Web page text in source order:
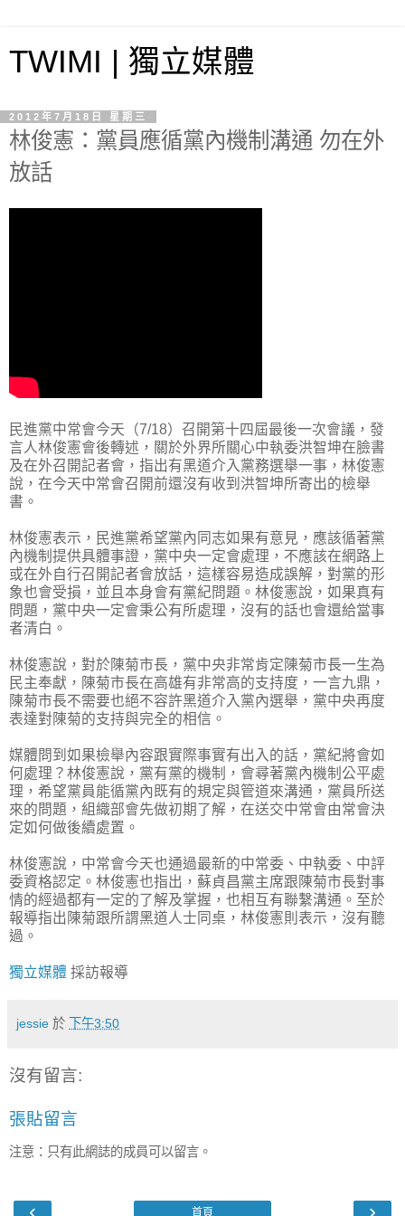
TWIMI | 獨立媒體
2012年7月18日 星期三
林俊憲：黨員應循黨內機制溝通 勿在外
放話
民進黨中常會今天（7/18）召開第十四屆最後一次會議，發
言人林俊憲會後轉述，關於外界所關心中執委洪智坤在臉書
及在外召開記者會，指出有黑道介入黨務選舉一事，林俊憲
說，在今天中常會召開前還沒有收到洪智坤所寄出的檢舉
書。
林俊憲表示，民進黨希望黨內同志如果有意見，應該循著黨
內機制提供具體事證，黨中央一定會處理，不應該在網路上
或在外自行召開記者會放話，這樣容易造成誤解，對黨的形
象也會受損，並且本身會有黨紀問題。林俊憲說，如果真有
問題，黨中央一定會秉公有所處理，沒有的話也會還給當事
者清白。
林俊憲說，對於陳菊市長，黨中央非常肯定陳菊市長一生為
民主奉獻，陳菊市長在高雄有非常高的支持度，一言九鼎，
陳菊市長不需要也絕不容許黑道介入黨內選舉，黨中央再度
表達對陳菊的支持與完全的相信。
媒體問到如果檢舉內容跟實際事實有出入的話，黨紀將會如
何處理？林俊憲說，黨有黨的機制，會尋著黨內機制公平處
理，希望黨員能循黨內既有的規定與管道來溝通，黨員所送
來的問題，組織部會先做初期了解，在送交中常會由常會決
定如何做後續處置。
林俊憲說，中常會今天也通過最新的中常委、中執委、中評
委資格認定。林俊憲也指出，蘇貞昌黨主席跟陳菊市長對事
情的經過都有一定的了解及掌握，也相互有聯繫溝通。至於
報導指出陳菊跟所謂黑道人士同桌，林俊憲則表示，沒有聽
過。
獨立媒體 採訪報導
jessie 於 下午3:50
沒有留言:
張貼留言
注意：只有此網誌的成員可以留言。
首頁